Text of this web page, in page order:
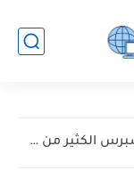
في موقع علي اكسبرس الكثير من الخبايا